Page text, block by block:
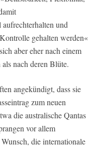
und
gehalten werden«
aber eher nach einem
nach deren Blüte.
angekündigt, dass sie
zum neuen
die australische Qantas
vor allem
die internationale